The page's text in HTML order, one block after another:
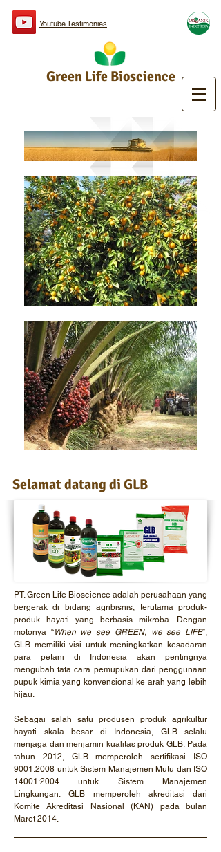
Youtube Testimonies
Green Life Bioscience
Selamat datang di GLB
PT. Green Life Bioscience adalah perusahaan yang
bergerak di bidang agribisnis, terutama produk-
produk hayati yang berbasis mikroba. Dengan
motonya “When we see GREEN, we see LIFE”,
GLB memiliki visi untuk meningkatkan kesadaran
para petani di Indonesia akan pentingnya
mengubah tata cara pemupukan dari penggunaan
pupuk kimia yang konvensional ke arah yang lebih
hijau.
Sebagai salah satu produsen produk agrikultur
hayati skala besar di Indonesia, GLB selalu
menjaga dan menjamin kualitas produk GLB. Pada
tahun 2012, GLB memperoleh sertifikasi ISO
9001:2008 untuk Sistem Manajemen Mutu dan ISO
14001:2004 untuk Sistem Manajemen
Lingkungan. GLB memperoleh akreditasi dari
Komite Akreditasi Nasional (KAN) pada bulan
Maret 2014.